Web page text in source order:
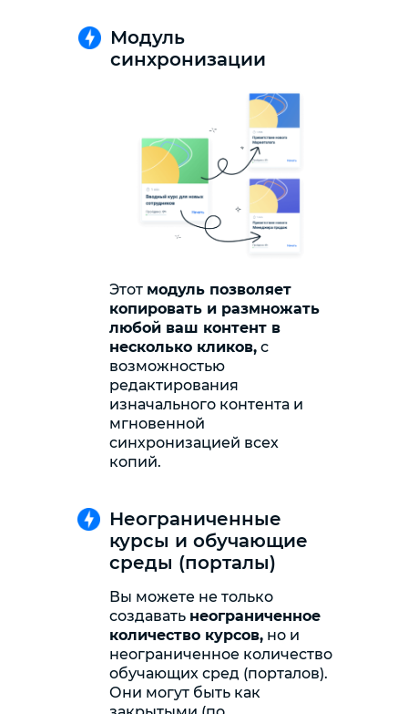
Неограниченные
курсы и обучающие
среды (порталы)
Вы можете не только
создавать неограниченное
количество курсов, но и
неограниченное количество
обучающих сред (порталов).
Они могут быть как
Этот модуль позволяет
копировать и размножать
любой ваш контент в
несколько кликов, с
возможностью
редактирования
изначального контента и
мгновенной
синхронизацией всех
копий.
Модуль
синхронизации